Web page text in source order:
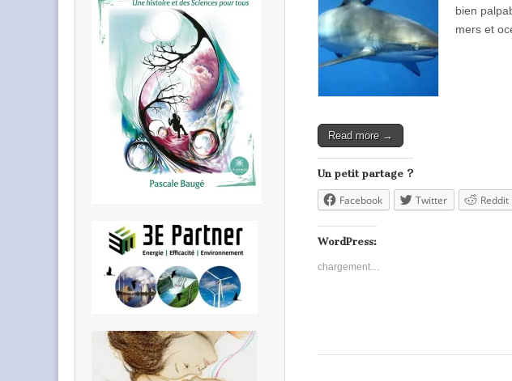
bien
mers et
Read more →
Un petit partage ?
Facebook Twitter Reddit
WordPress:
chargement…